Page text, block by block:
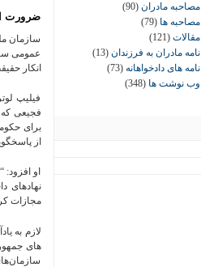
ضرورت
سازمان
عمومی
انکار
فیلیپ
فجیعی که
برای
از
او
نهادهای
مجازات
لازم به
مصاحبه مادران (90)
مصاحبه ها (79)
مقالات (121)
نامه مادران به فرزندان (13)
نامه های دادخواهانه (73)
وب نوشت ها (348)